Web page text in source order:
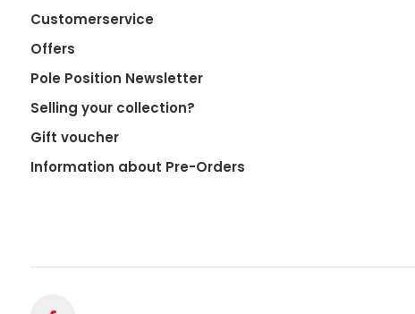
Customerservice
Offers
Pole Position Newsletter
Selling your collection?
Gift voucher
Information about Pre-Orders